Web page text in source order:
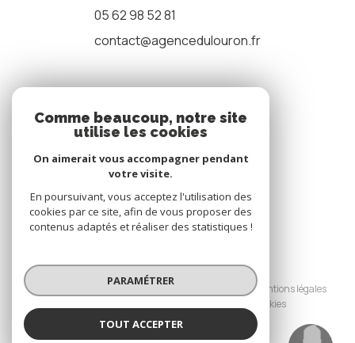
Marie COMPAGNET
05 62 98 52 81
contact@agencedulouron.fr
nous suivre
© 2026 | Tous droits réservés
Nos honoraires
Nos partenaires
Mentions légales
Cookies
Comme beaucoup, notre site
utilise les cookies
On aimerait vous accompagner pendant
votre visite.
En poursuivant, vous acceptez l'utilisation des
cookies par ce site, afin de vous proposer des
contenus adaptés et réaliser des statistiques !
PARAMÉTRER
TOUT ACCEPTER